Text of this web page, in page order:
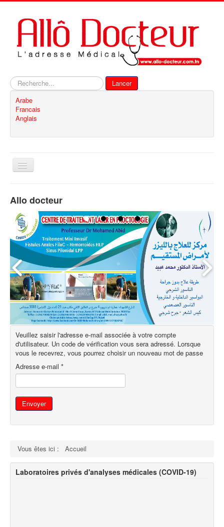
Rechercher
Lancer
Arabe
Francais
Anglais
Basculer
Contact
Allo docteur
Veuillez saisir l'adresse e-mail associée à votre compte
d'utilisateur. Un code de vérification vous sera adressé. Lorsque
vous le recevrez, vous pourrez choisir un nouveau mot de passe
Adresse e-mail *
Envoyer
Vous êtes ici : Accueil
Laboratoires privés d'analyses médicales (COVID-19)